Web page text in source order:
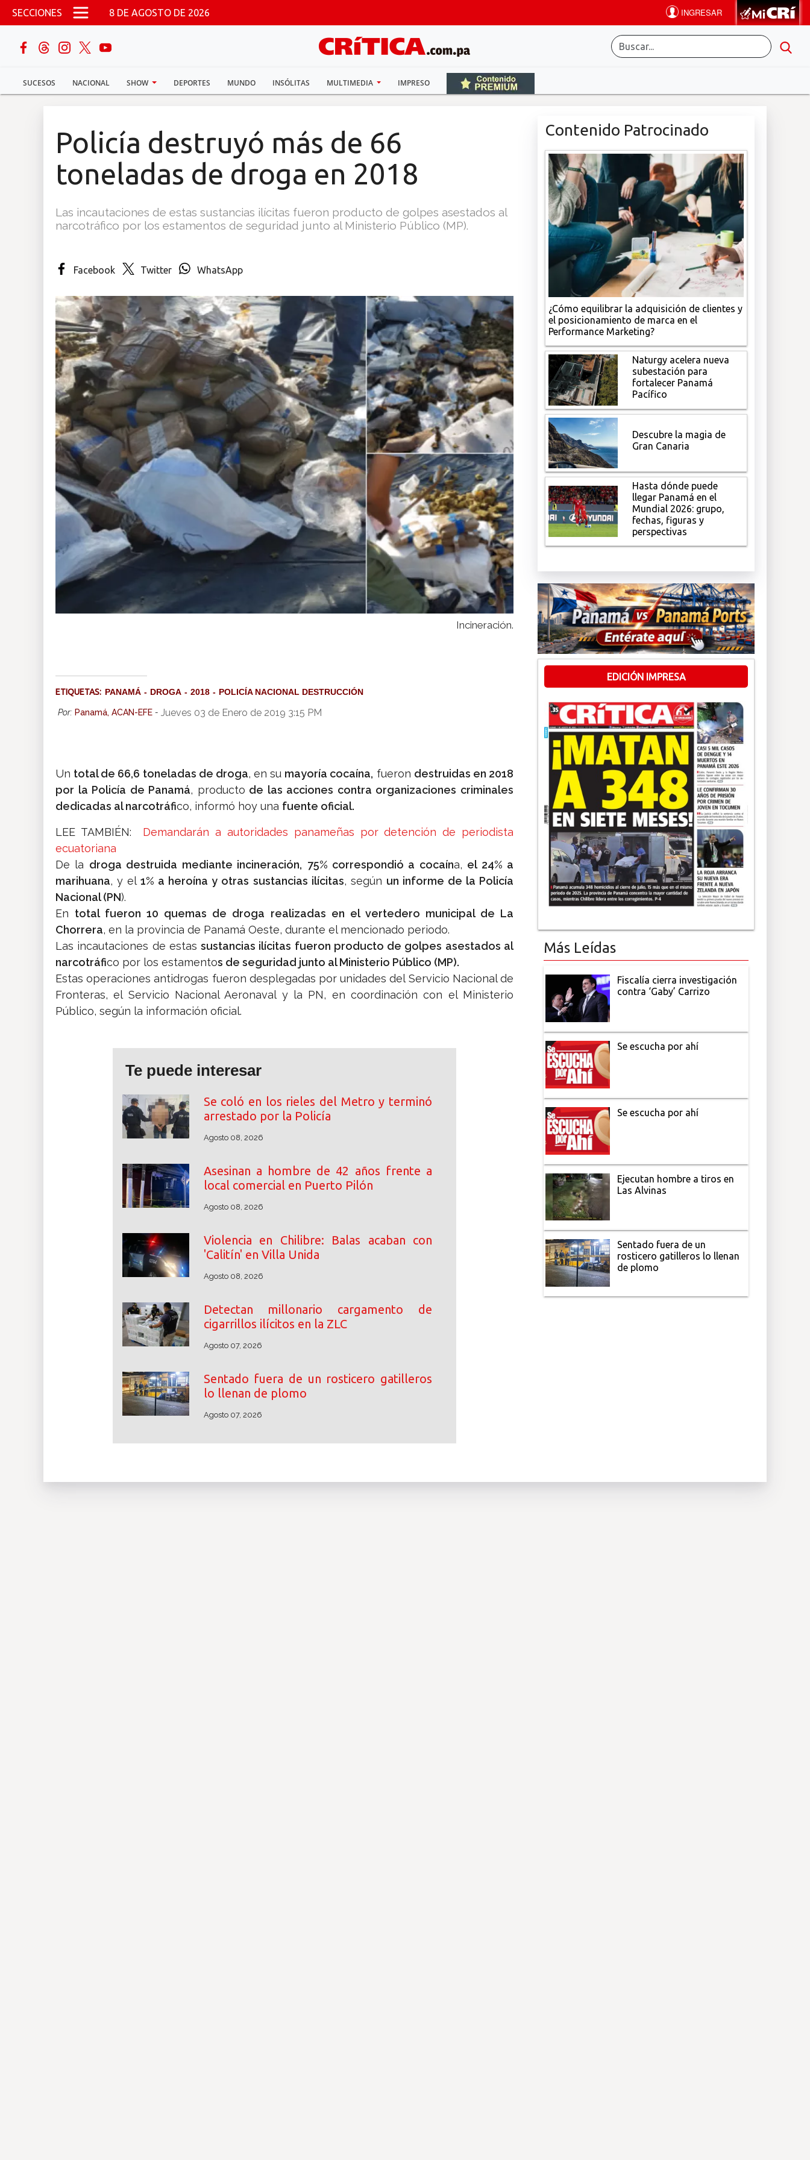
Pasar al contenido principal
SECCIONES 8 DE AGOSTO DE 2026
SUCESOS NACIONAL SHOW DEPORTES MUNDO INSÓLITAS MULTIMEDIA IMPRESO
buscar
Sucesos
Multimedia
Policía destruyó más de 66
toneladas de droga en 2018
Las incautaciones de estas sustancias ilícitas fueron producto de golpes asestados al
narcotráfico por los estamentos de seguridad junto al Ministerio Público (MP).
Facebook Twitter WhatsApp
Incineración.
ETIQUETAS: PANAMÁ DROGA 2018 POLICÍA NACIONAL DESTRUCCIÓN
Por: Panamá, ACAN-EFE - Jueves 03 de Enero de 2019 3:15 PM
Un total de 66,6 toneladas de droga, en su mayoría cocaína, fueron destruidas en 2018
por la Policía de Panamá, producto de las acciones contra organizaciones criminales
dedicadas al narcotráfico, informó hoy una fuente oficial.
LEE TAMBIÉN: Demandarán a autoridades panameñas por detención de periodista
ecuatoriana
De la droga destruida mediante incineración, 75% correspondió a cocaína, el 24% a
marihuana, y el1% a heroína y otras sustancias ilícitas, según un informe de la Policía
Nacional (PN).
En total fueron 10 quemas de droga realizadas en el vertedero municipal de La
Chorrera, en la provincia de Panamá Oeste, durante el mencionado periodo.
Las incautaciones de estassustancias ilícitas fueron producto de golpes asestados al
narcotráfico por los estamentos de seguridad junto al Ministerio Público (MP).
Estas operaciones antidrogas fueron desplegadas por unidades del Servicio Nacional de
Fronteras, el Servicio Nacional Aeronaval y la PN, en coordinación con el Ministerio
Público, según la información oficial.
Te puede interesar
Se coló en los rieles del Metro y terminó
arrestado por la Policía
Agosto 08, 2026
Asesinan a hombre de 42 años frente a
local comercial en Puerto Pilón
Agosto 08, 2026
Violencia en Chilibre: Balas acaban con
'Calitín' en Villa Unida
Agosto 08, 2026
Detectan millonario cargamento de
cigarrillos ilícitos en la ZLC
Agosto 07, 2026
Sentado fuera de un rosticero gatilleros
lo llenan de plomo
Agosto 07, 2026
Contenido Patrocinado
¿Cómo equilibrar la adquisición de clientes y
el posicionamiento de marca en el
Performance Marketing?
Naturgy acelera nueva
subestación para
fortalecer Panamá
Pacífico
Descubre la magia de
Gran Canaria
Hasta dónde puede
llegar Panamá en el
Mundial 2026: grupo,
fechas, figuras y
perspectivas
EDICIÓN IMPRESA
Más Leídas
Fiscalía cierra investigación
contra ‘Gaby’ Carrizo
Se escucha por ahí
Se escucha por ahí
Ejecutan hombre a tiros en
Las Alvinas
Sentado fuera de un
rosticero gatilleros lo llenan
de plomo